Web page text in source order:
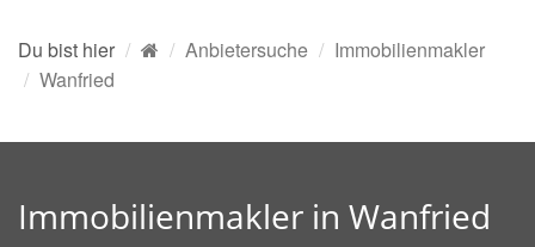
Du bist hier Anbietersuche
Immobilienmakler
Wanfried
Immobilienmakler in Wanfried